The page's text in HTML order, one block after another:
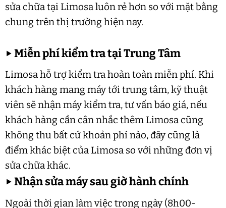
sửa chữa tại Limosa luôn rẻ hơn so với mặt bằng
chung trên thị trường hiện nay.
▶Miễn phí kiểm tra tại Trung Tâm
Limosa hỗ trợ kiểm tra hoàn toàn miễn phí. Khi
khách hàng mang máy tới trung tâm, kỹ thuật
viên sẽ nhận máy kiểm tra, tư vấn báo giá, nếu
khách hàng cần cân nhắc thêm Limosa cũng
không thu bất cứ khoản phí nào, đây cũng là
điểm khác biệt của Limosa so với những đơn vị
sửa chữa khác.
▶Nhận sửa máy sau giờ hành chính
Ngoài thời gian làm việc trong ngày (8h00-